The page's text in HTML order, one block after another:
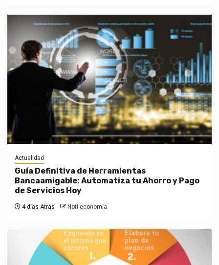
Actualidad
Guía Definitiva de Herramientas
Bancaamigable: Automatiza tu Ahorro y Pago
de Servicios Hoy
4 días Atrás Noti-economía